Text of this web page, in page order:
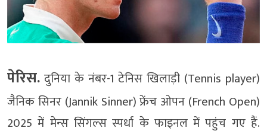
पेरिस. दुनिया के नंबर-1 टेनिस खिलाड़ी (Tennis player)
जैनिक सिनर (Jannik Sinner) फ्रेंच ओपन (French Open)
2025 में मेन्स सिंगल्स स्पर्धा के फाइनल में पहुंच गए हैं.